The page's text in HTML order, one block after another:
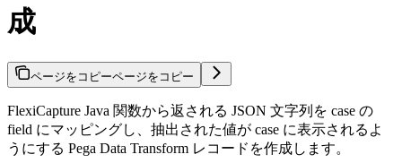
成
ページをコピーページをコピー
FlexiCapture Java 関数から返される JSON 文字列を case の
field にマッピングし、抽出された値が case に表示されるよ
うにする Pega Data Transform レコードを作成します。